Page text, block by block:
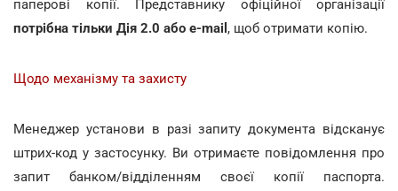
паперові копії. Представнику офіційної організації
потрібна тільки Дія 2.0 або e-mail , щоб отримати копію.
Щодо механізму та захисту
Менеджер установи в разі запиту документа відсканує
штрих-код у застосунку. Ви отримаєте повідомлення про
запит банком/відділенням своєї копії паспорта.